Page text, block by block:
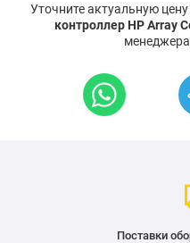
Уточните актуальную
контроллер HP Array
Поставки